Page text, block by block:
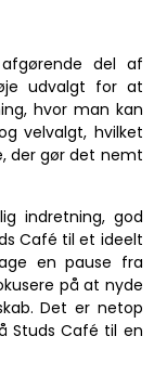
del af
udvalgt for at
hvor man kan
velvalgt, hvilket
der gør det nemt
indretning, god
Café til et ideelt
en pause fra
på at nyde
Det er netop
Studs Café til en